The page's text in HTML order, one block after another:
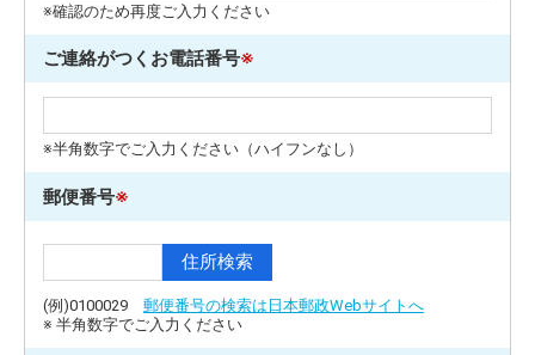
※確認のため再度ご入力ください
ご連絡がつくお電話番号※
※半角数字でご入力ください（ハイフンなし）
郵便番号※
(例)0100029 郵便番号の検索は日本郵政Webサイトへ
※ 半角数字でご入力ください